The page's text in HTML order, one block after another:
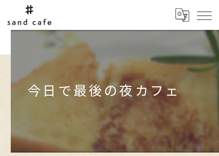
今日で最後の夜カフェ